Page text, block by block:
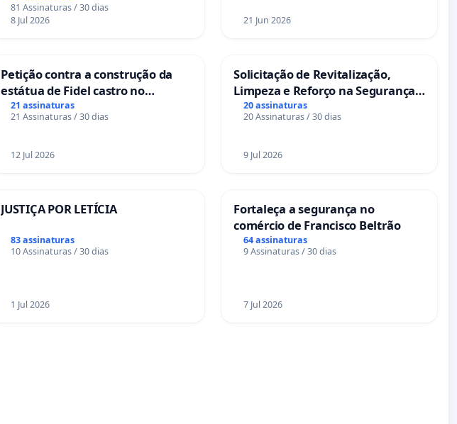
81 Assinaturas / 30 dias
8 Jul 2026
21 Jun 2026
Petição contra a construção da
estátua de Fidel castro no
mirante do Caju
21 assinaturas
21 Assinaturas / 30 dias
12 Jul 2026
Solicitação de Revitalização,
Limpeza e Reforço na Segurança
das Praças da Rua Cachoeira das
Sete Ilhas
20 assinaturas
20 Assinaturas / 30 dias
9 Jul 2026
JUSTIÇA POR LETÍCIA
83 assinaturas
10 Assinaturas / 30 dias
1 Jul 2026
Fortaleça a segurança no
comércio de Francisco Beltrão
64 assinaturas
9 Assinaturas / 30 dias
7 Jul 2026